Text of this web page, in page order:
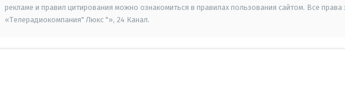
рекламе и правил цитирования можно ознакомиться в правилах пользования сайтом. Все
«Телерадиокомпания" Люкс "», 24 Канал.